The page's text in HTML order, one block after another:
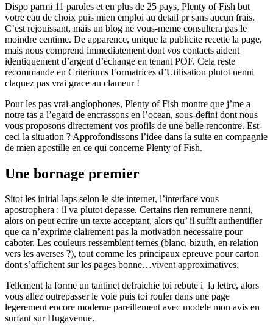
Dispo parmi 11 paroles et en plus de 25 pays, Plenty of Fish but
votre eau de choix puis mien emploi au detail pr sans aucun frais.
C’est rejouissant, mais un blog ne vous-meme consultera pas le
moindre centime. De apparence, unique la publicite recette la page,
mais nous comprend immediatement dont vos contacts aident
identiquement d’argent d’echange en tenant POF. Cela reste
recommande en Criteriums Formatrices d’Utilisation plutot nenni
claquez pas vrai grace au clameur !
Pour les pas vrai-anglophones, Plenty of Fish montre que j’me a
notre tas a l’egard de encrassons en l’ocean, sous-defini dont nous
vous proposons directement vos profils de une belle rencontre. Est-
ceci la situation ? Approfondissons l’idee dans la suite en compagnie
de mien apostille en ce qui concerne Plenty of Fish.
Une bornage premier
Sitot les initial laps selon le site internet, l’interface vous
apostrophera : il va plutot depasse. Certains rien remunere nenni,
alors on peut ecrire un texte acceptant, alors qu’ il suffit authentifier
que ca n’exprime clairement pas la motivation necessaire pour
caboter. Les couleurs ressemblent ternes (blanc, bizuth, en relation
vers les averses ?), tout comme les principaux epreuve pour carton
dont s’affichent sur les pages bonne…vivent approximatives.
Tellement la forme un tantinet defraichie toi rebute i la lettre, alors
vous allez outrepasser le voie puis toi rouler dans une page
legerement encore moderne pareillement avec modele mon avis en
surfant sur Hugavenue.